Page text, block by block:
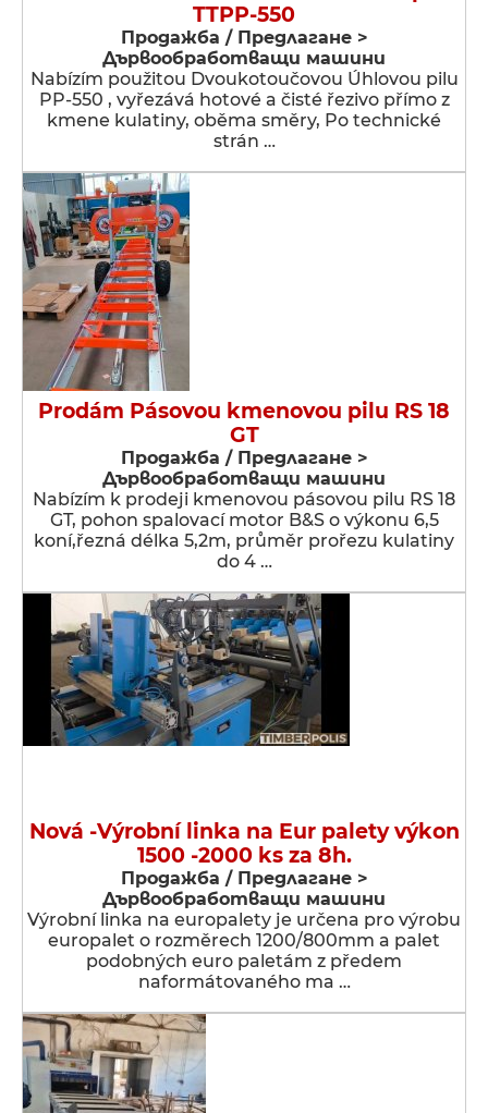
TTPP-550
Продажба / Предлагане >
Дървообработващи машини
Nabízím použitou Dvoukotoučovou Úhlovou pilu
PP-550 , vyřezává hotové a čisté řezivo přímo z
kmene kulatiny, oběma směry, Po technické
strán …
Prodám Pásovou kmenovou pilu RS 18
GT
Продажба / Предлагане >
Дървообработващи машини
Nabízím k prodeji kmenovou pásovou pilu RS 18
GT, pohon spalovací motor B&S o výkonu 6,5
koní,řezná délka 5,2m, průměr prořezu kulatiny
do 4 …
Nová -Výrobní linka na Eur palety výkon
1500 -2000 ks za 8h.
Продажба / Предлагане >
Дървообработващи машини
Výrobní linka na europalety je určena pro výrobu
europalet o rozměrech 1200/800mm a palet
podobných euro paletám z předem
naformátovaného ma …